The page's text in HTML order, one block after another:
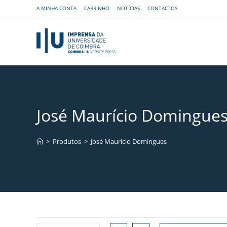
A MINHA CONTA CARRINHO NOTÍCIAS CONTACTOS
José Maurício
> Produtos > José Maurício Domingues